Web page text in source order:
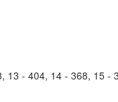
- 404, 14 - 368, 15